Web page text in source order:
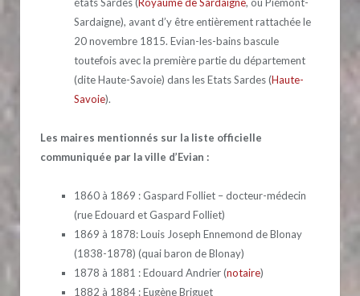
Sardaigne), avant d’y être entièrement rattachée le
20 novembre 1815. Evian-les-bains bascule
toutefois avec la première partie du département
(dite Haute-Savoie) dans les Etats Sardes (Haute-
Savoie).
Les maires mentionnés sur la liste officielle
communiquée par la ville d’Evian :
1860 à 1869 : Gaspard Folliet – docteur-médecin
(rue Edouard et Gaspard Folliet)
1869 à 1878: Louis Joseph Ennemond de Blonay
(1838-1878) (quai baron de Blonay)
1878 à 1881 : Edouard Andrier (notaire)
1882 à 1884 : Eugène Briguet